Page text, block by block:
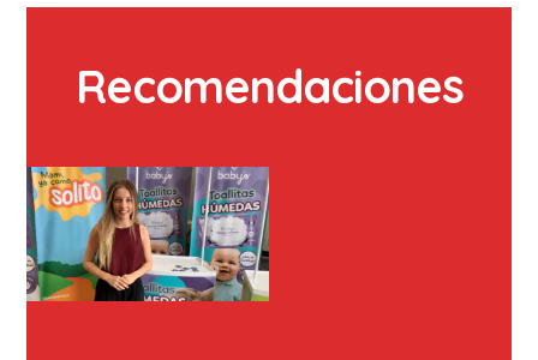
Recomendaciones